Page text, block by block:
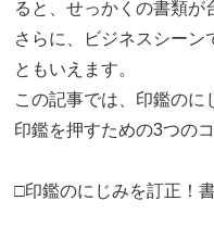
ると、せっかくの書類が
さらに、ビジネスシーン
ともいえます。
この記事では、印鑑のに
印鑑を押すための3つの
□印鑑のにじみを訂正！